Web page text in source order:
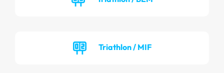
Triathlon / MIF